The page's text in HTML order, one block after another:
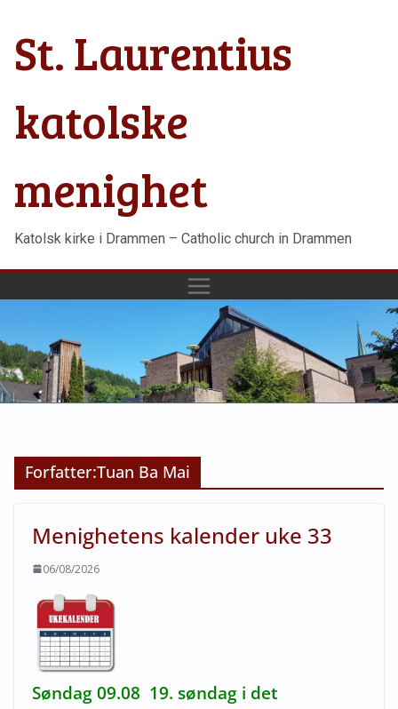
innholdet
St. Laurentius
katolske
menighet
Katolsk kirke i Drammen – Catholic church in Drammen
Forfatter:Tuan Ba Mai
Menighetens kalender uke 33
06/08/2026
Søndag 09.08 19. søndag i det